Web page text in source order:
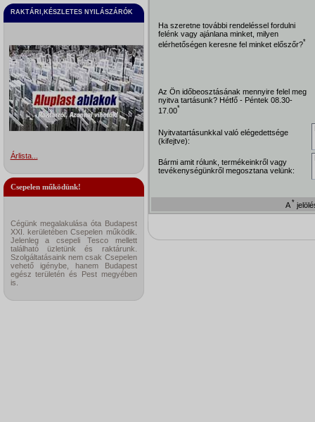
RAKTÁRI,KÉSZLETES NYILÁSZÁRÓK
Árlista...
Csepelen működünk!
Cégünk megalakulása óta Budapest
XXI. kerületében Csepelen működik.
Jelenleg a csepeli Tesco mellett
található üzletünk és raktárunk.
Szolgáltatásaink nem csak Csepelen
vehető igénybe, hanem Budapest
egész területén és Pest megyében
is.
Ha szeretne további rendeléssel fordulni
felénk vagy ajánlana minket, milyen
elérhetőségen keresne fel minket előszőr?*
Az Ön időbeosztásának mennyire felel meg
nyitva tartásunk? Hétfő - Péntek 08.30-
17.00*
Nyitvatartásunkkal való elégedettsége
(kifejtve):
Bármi amit rólunk, termékeinkről vagy
tevékenységünkről megosztana velünk:
A *